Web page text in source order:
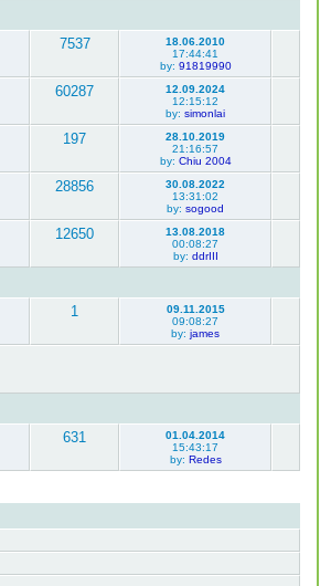
7537
18.06.2010
17:44:41
by: 91819990
60287
12.09.2024
12:15:12
by: simonlai
197
28.10.2019
21:16:57
by: Chiu 2004
28856
30.08.2022
13:31:02
by: sogood
12650
13.08.2018
00:08:27
by: ddrIII
1
09.11.2015
09:08:27
by: james
631
01.04.2014
15:43:17
by: Redes